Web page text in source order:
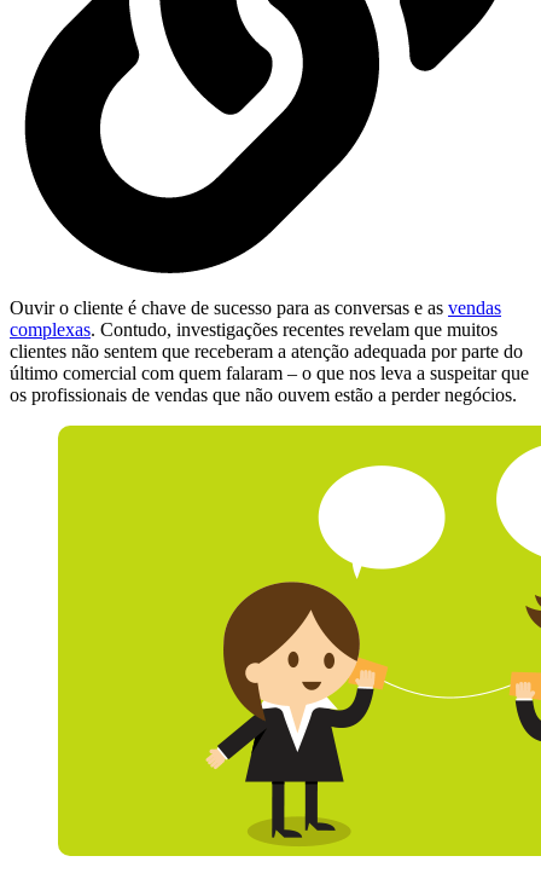
Ouvir o cliente é chave de sucesso para as conversas e as vendas
complexas. Contudo, investigações recentes revelam que muitos
clientes não sentem que receberam a atenção adequada por parte do
último comercial com quem falaram – o que nos leva a suspeitar que
os profissionais de vendas que não ouvem estão a perder negócios.